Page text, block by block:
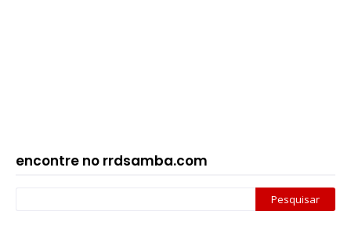
encontre no rrdsamba.com